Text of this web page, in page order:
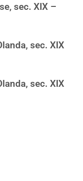
sec. XIX –
sec. XIX
sec. XIX